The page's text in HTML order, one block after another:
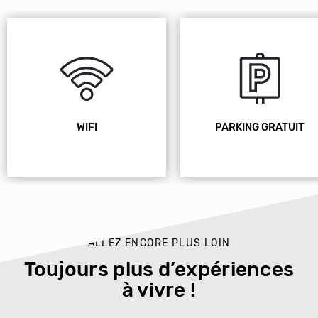
WIFI PARKING GRATUIT
ALLEZ ENCORE PLUS LOIN
Toujours plus d’expériences
à vivre !